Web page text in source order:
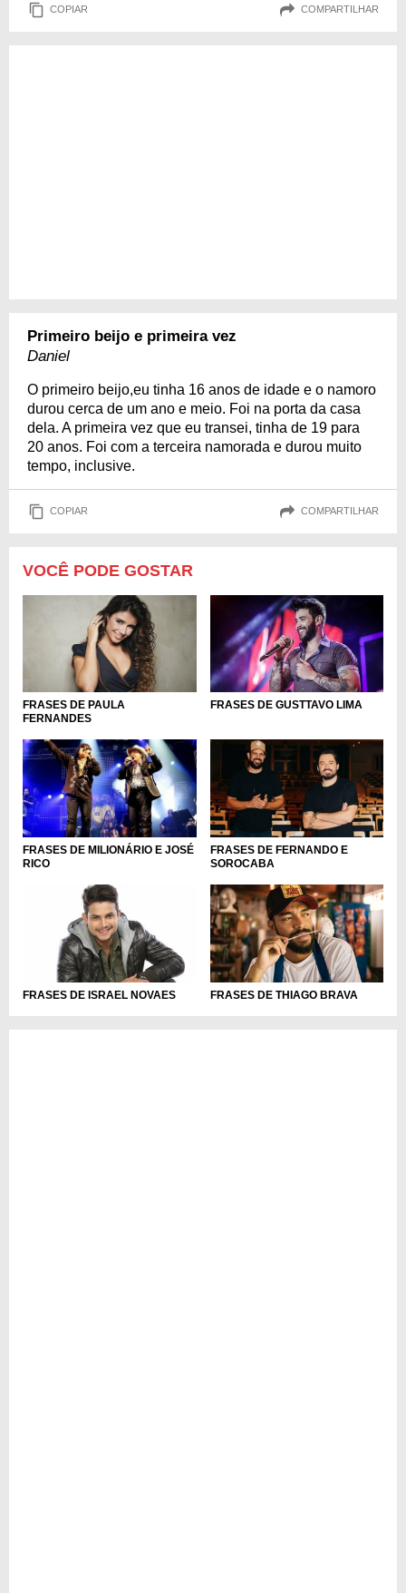
COPIAR COMPARTILHAR
Primeiro beijo e primeira vez
Daniel
O primeiro beijo,eu tinha 16 anos de idade e o namoro
durou cerca de um ano e meio. Foi na porta da casa
dela. A primeira vez que eu transei, tinha de 19 para
20 anos. Foi com a terceira namorada e durou muito
tempo, inclusive.
COPIAR COMPARTILHAR
VOCÊ PODE GOSTAR
FRASES DE PAULA
FERNANDES
FRASES DE GUSTTAVO LIMA
FRASES DE MILIONÁRIO E JOSÉ
RICO
FRASES DE FERNANDO E
SOROCABA
FRASES DE ISRAEL NOVAES FRASES DE THIAGO BRAVA